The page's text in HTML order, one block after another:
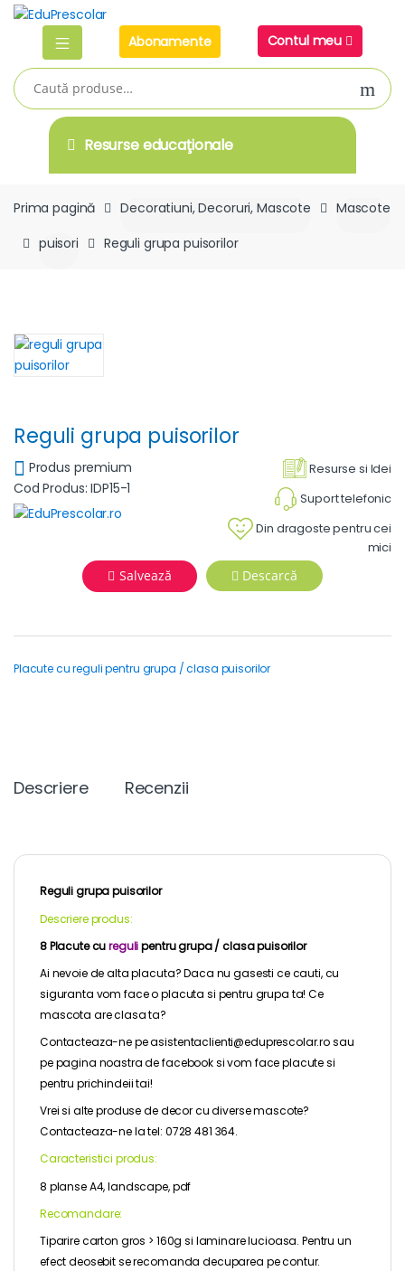
Skip
navigation
Skip
Abonamente
Contul meu
Caută
după:
Resurse educaţionale
Prima pagină Decoratiuni, Decoruri, Mascote
Mascote
puisori
Reguli grupa puisorilor
Reguli grupa puisorilor
Resurse si Idei
Suport telefonic
Din dragoste pentru cei
mici
Produs premium
Cod Produs: IDP15-1
Salvează Descarcă
Placute cu reguli pentru grupa / clasa puisorilor
Descriere Recenzii
Reguli grupa puisorilor
Descriere produs:
8 Placute curegulipentru grupa / clasa puisorilor
Ai nevoie de alta placuta? Daca nu gasesti ce cauti, cu
siguranta vom face o placuta si pentru grupa ta! Ce
mascota are clasa ta?
Contacteaza-ne pe asistentaclienti@eduprescolar.ro sau
pe pagina noastra defacebooksi vom face placute si
pentru prichindeii tai!
Vrei si alte produse de decor cu diverse mascote?
Contacteaza-ne la tel: 0728 481 364.
Caracteristici produs:
8 planse A4, landscape, pdf
Recomandare:
Tiparire carton gros > 160g si laminare lucioasa. Pentru un
efect deosebit se recomanda decuparea pe contur.